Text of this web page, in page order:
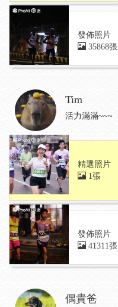
發佈照片
35868張
Tim
活力滿滿~~~
精選照片
1張
發佈照片
41311張
偶貴爸